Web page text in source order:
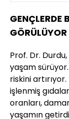
GENÇLERDE
GÖRÜLÜYOR
Prof. Dr.
yaşam
riskini
işlenmiş
oranları,
yaşamın